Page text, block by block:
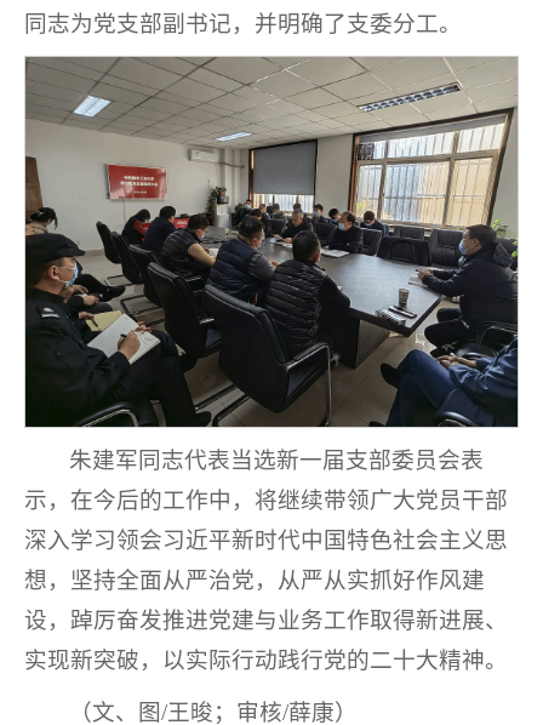
同志为党支部副书记，并明确了支委分工。
朱建军同志代表当选新一届支部委员会表
示，在今后的工作中，将继续带领广大党员干部
深入学习领会习近平新时代中国特色社会主义思
想，坚持全面从严治党，从严从实抓好作风建
设，踔厉奋发推进党建与业务工作取得新进展、
实现新突破，以实际行动践行党的二十大精神。
（文、图/王晙；审核/薛康）